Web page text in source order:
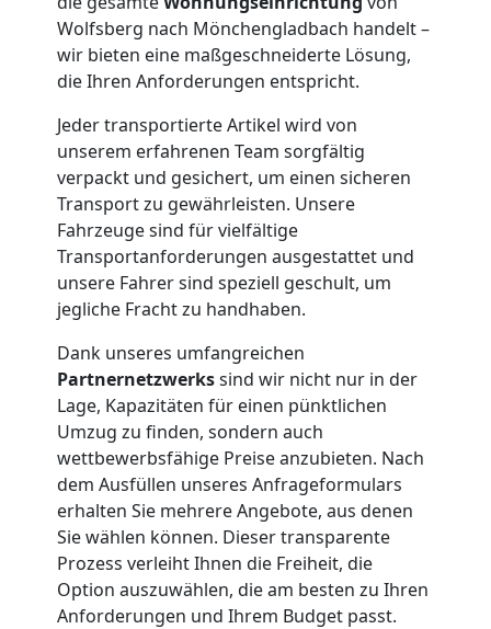
Wolfsberg nach Mönchengladbach handelt –
wir bieten eine maßgeschneiderte Lösung,
die Ihren Anforderungen entspricht.
Jeder transportierte Artikel wird von
unserem erfahrenen Team sorgfältig
verpackt und gesichert, um einen sicheren
Transport zu gewährleisten. Unsere
Fahrzeuge sind für vielfältige
Transportanforderungen ausgestattet und
unsere Fahrer sind speziell geschult, um
jegliche Fracht zu handhaben.
Dank unseres umfangreichen
Partnernetzwerkssind wir nicht nur in der
Lage, Kapazitäten für einen pünktlichen
Umzug zu finden, sondern auch
wettbewerbsfähige Preise anzubieten. Nach
dem Ausfüllen unseres Anfrageformulars
erhalten Sie mehrere Angebote, aus denen
Sie wählen können. Dieser transparente
Prozess verleiht Ihnen die Freiheit, die
Option auszuwählen, die am besten zu Ihren
Anforderungen und Ihrem Budget passt.
Möbelmontage
Wolfsberg
Möbeltransport
Wolfsberg
Beiladung
Wolfsberg
Mini
Umzug
Wolfsberg